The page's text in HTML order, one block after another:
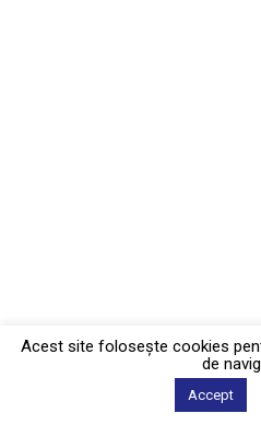
Acest site foloseşte cookies
de
Accept